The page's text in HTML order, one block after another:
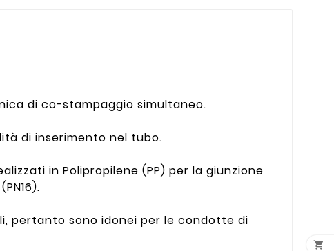
di co-stampaggio simultaneo.
di inserimento nel tubo.
in Polipropilene (PP) per la giunzione
pertanto sono idonei per le condotte di
